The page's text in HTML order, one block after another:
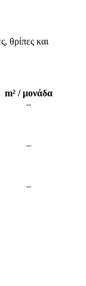
θρίπες και
m² / μονάδα
–
–
–